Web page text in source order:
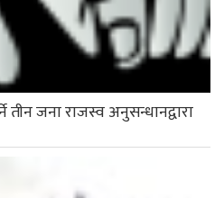
जना राजस्व अनुसन्धानद्वारा